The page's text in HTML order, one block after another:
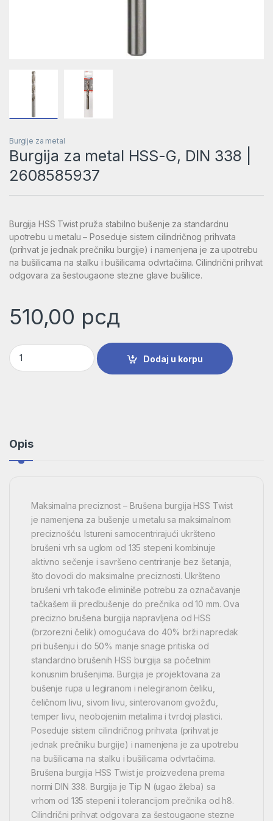
Burgije za metal
Burgija za metal HSS-G, DIN 338 |
2608585937
Burgija HSS Twist pruža stabilno bušenje za standardnu
upotrebu u metalu – Poseduje sistem cilindričnog prihvata
(prihvat je jednak prečniku burgije) i namenjena je za upotrebu
na bušilicama na stalku i bušilicama odvrtačima. Cilindrični prihvat
odgovara za šestougaone stezne glave bušilice.
510,00 рсд
Burgija za metal HSS-G, DIN 338 | 2608585937 količina
Dodaj u korpu
Opis
Maksimalna preciznost – Brušena burgija HSS Twist
je namenjena za bušenje u metalu sa maksimalnom
preciznošću. Istureni samocentrirajući ukršteno
brušeni vrh sa uglom od 135 stepeni kombinuje
aktivno sečenje i savršeno centriranje bez šetanja,
što dovodi do maksimalne preciznosti. Ukršteno
brušeni vrh takođe eliminiše potrebu za označavanje
tačkašem ili predbušenje do prečnika od 10 mm. Ova
precizno brušena burgija napravljena od HSS
(brzorezni čelik) omogućava do 40% brži napredak
pri bušenju i do 50% manje snage pritiska od
standardno brušenih HSS burgija sa početnim
konusnim brušenjima. Burgija je projektovana za
bušenje rupa u legiranom i nelegiranom čeliku,
čeličnom livu, sivom livu, sinterovanom gvožđu,
temper livu, neobojenim metalima i tvrdoj plastici.
Poseduje sistem cilindričnog prihvata (prihvat je
jednak prečniku burgije) i namenjena je za upotrebu
na bušilicama na stalku i bušilicama odvrtačima.
Brušena burgija HSS Twist je proizvedena prema
normi DIN 338. Burgija je Tip N (ugao žleba) sa
vrhom od 135 stepeni i tolerancijom prečnika od h8.
Cilindrični prihvat odgovara za šestougaone stezne